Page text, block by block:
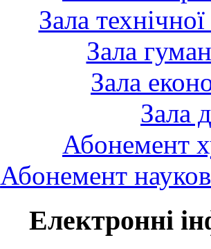
Зала
Зала
Зала
Зала
Абонемент
Абонемент
Електронні